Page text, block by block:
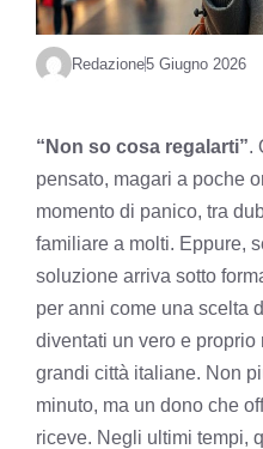
Redazione5 Giugno 2026
“Non so cosa regalarti”.
pensato, magari a poche
momento di panico, tra
familiare a molti. Eppure,
soluzione arriva sotto
per anni come una scelta
diventati un vero e proprio
grandi città italiane. Non
minuto, ma un dono che
riceve. Negli ultimi tempi,